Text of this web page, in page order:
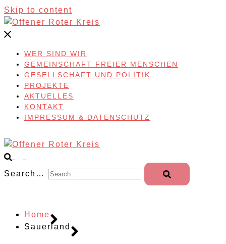
Skip to content
WER SIND WIR
GEMEINSCHAFT FREIER MENSCHEN
GESELLSCHAFT UND POLITIK
PROJEKTE
AKTUELLES
KONTAKT
IMPRESSUM & DATENSCHUTZ
Search…
Home
Sauerland